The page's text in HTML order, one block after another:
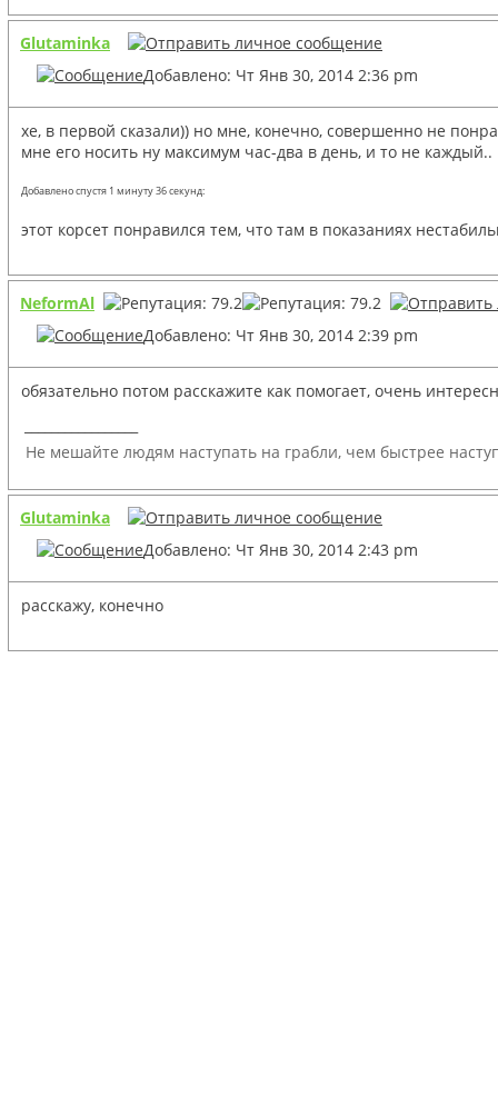
Glutaminka
Добавлено: Чт Янв 30, 2014 2:36 pm
хе, в первой сказали)) но мне, конечно, совершенно не
мне его носить ну максимум час-два в день, и то не
Добавлено спустя 1 минуту 36 секунд:
этот корсет понравился тем, что там в показаниях
NeformAl
Добавлено: Чт Янв 30, 2014 2:39 pm
обязательно потом расскажите как помогает, очень
Не мешайте людям наступать на грабли, чем быстрее
Glutaminka
Добавлено: Чт Янв 30, 2014 2:43 pm
расскажу, конечно